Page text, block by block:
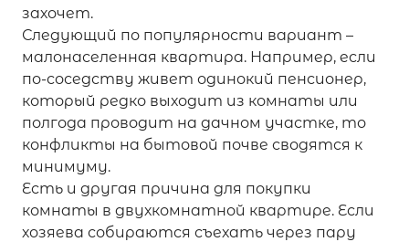
захочет.
Следующий по популярности вариант –
малонаселенная квартира. Например, если
по-соседству живет одинокий пенсионер,
который редко выходит из комнаты или
полгода проводит на дачном участке, то
конфликты на бытовой почве сводятся к
минимуму.
Есть и другая причина для покупки
комнаты в двухкомнатной квартире. Если
хозяева собираются съехать через пару